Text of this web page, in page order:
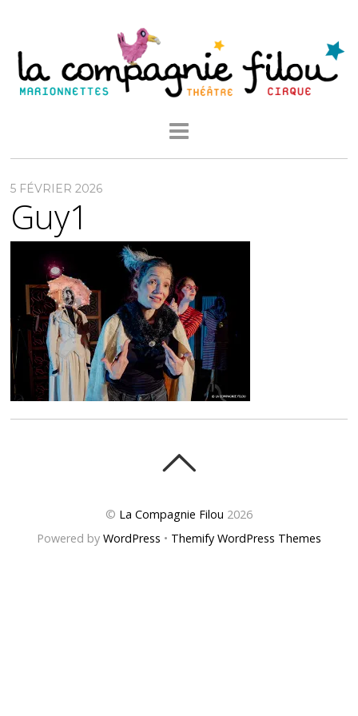
5 FÉVRIER 2026
Guy1
© La Compagnie Filou 2026
Powered by WordPress • Themify WordPress Themes